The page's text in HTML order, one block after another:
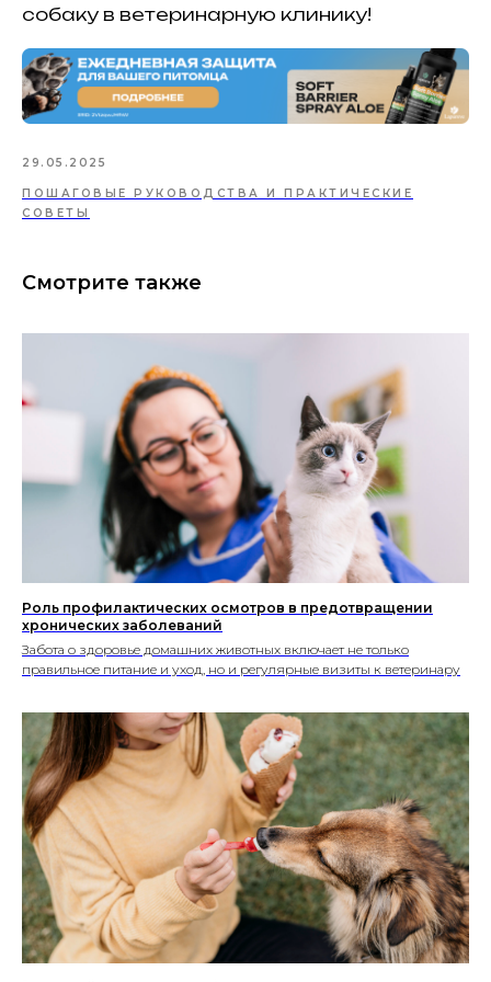
собаку в ветеринарную клинику!
29.05.2025
ПОШАГОВЫЕ РУКОВОДСТВА И ПРАКТИЧЕСКИЕ
СОВЕТЫ
Смотрите также
Роль профилактических осмотров в предотвращении
хронических заболеваний
Забота о здоровье домашних животных включает не только
правильное питание и уход, но и регулярные визиты к ветеринару